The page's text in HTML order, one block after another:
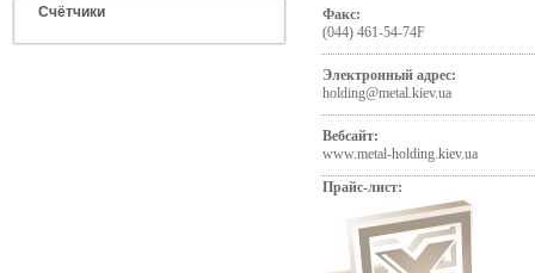
Счётчики
Факс:
(044) 461-54-74F
Электронный адрес:
holding@metal.kiev.ua
Вебсайт:
www.metal-holding.kiev.ua
Прайс-лист: